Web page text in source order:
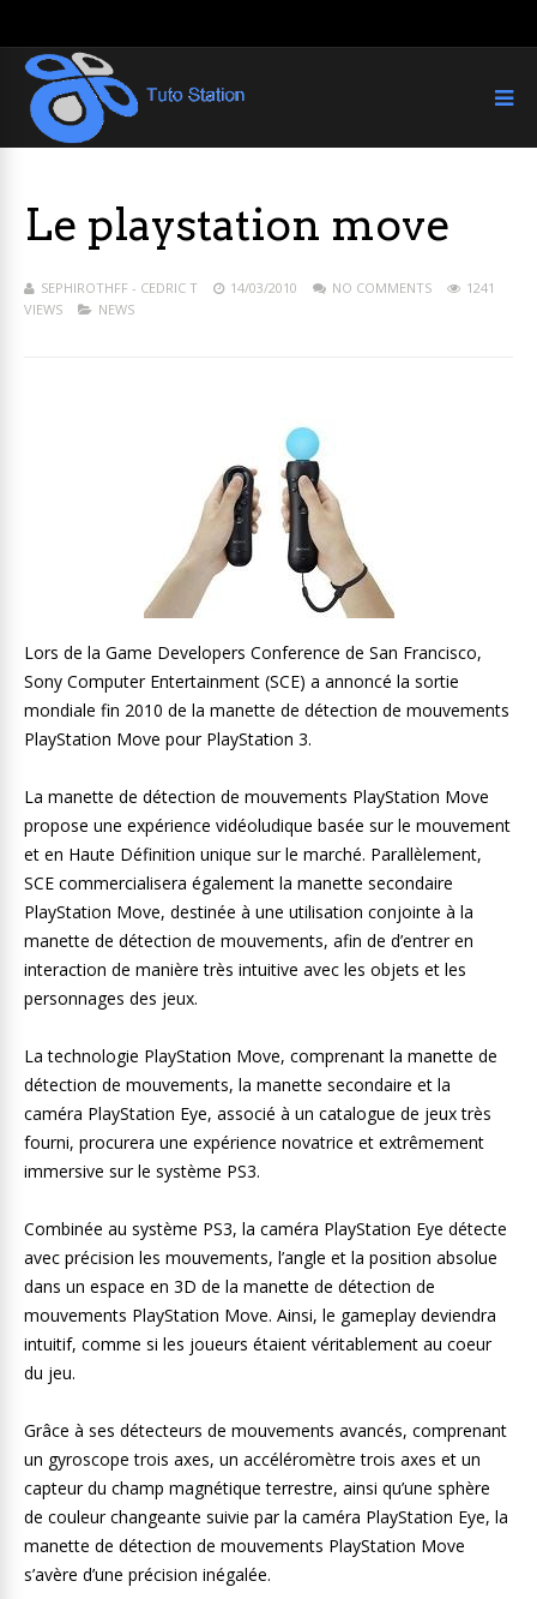
Le playstation move
SEPHIROTHFF - CEDRIC T 14/03/2010 NO COMMENTS
1241
VIEWS
NEWS
Lors de la Game Developers Conference de San Francisco,
Sony Computer Entertainment (SCE) a annoncé la sortie
mondiale fin 2010 de la manette de détection de mouvements
PlayStation Move pour PlayStation 3.
La manette de détection de mouvements PlayStation Move
propose une expérience vidéoludique basée sur le mouvement
et en Haute Définition unique sur le marché. Parallèlement,
SCE commercialisera également la manette secondaire
PlayStation Move, destinée à une utilisation conjointe à la
manette de détection de mouvements, afin de d’entrer en
interaction de manière très intuitive avec les objets et les
personnages des jeux.
La technologie PlayStation Move, comprenant la manette de
détection de mouvements, la manette secondaire et la
caméra PlayStation Eye, associé à un catalogue de jeux très
fourni, procurera une expérience novatrice et extrêmement
immersive sur le système PS3.
Combinée au système PS3, la caméra PlayStation Eye détecte
avec précision les mouvements, l’angle et la position absolue
dans un espace en 3D de la manette de détection de
mouvements PlayStation Move. Ainsi, le gameplay deviendra
intuitif, comme si les joueurs étaient véritablement au coeur
du jeu.
Grâce à ses détecteurs de mouvements avancés, comprenant
un gyroscope trois axes, un accéléromètre trois axes et un
capteur du champ magnétique terrestre, ainsi qu’une sphère
de couleur changeante suivie par la caméra PlayStation Eye, la
manette de détection de mouvements PlayStation Move
s’avère d’une précision inégalée.